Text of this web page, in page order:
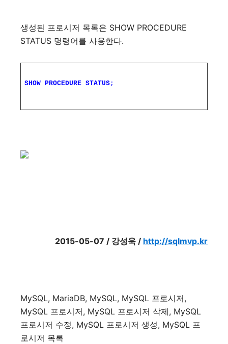
생성된 프로시저 목록은 SHOW PROCEDURE
STATUS 명령어를 사용한다.
SHOW PROCEDURE STATUS;
2015-05-07 / 강성욱 / http://sqlmvp.kr
MySQL, MariaDB, MySQL, MySQL 프로시저,
MySQL 프로시저, MySQL 프로시저 삭제, MySQL
프로시저 수정, MySQL 프로시저 생성, MySQL 프
로시저 목록